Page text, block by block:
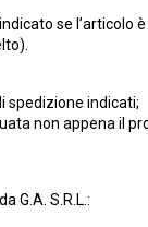
se l’articolo
spedizione indicati;
non appena il
G.A. S.R.L.: